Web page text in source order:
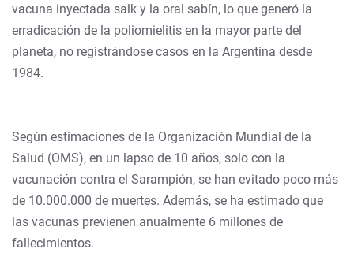
vacuna inyectada salk y la oral sabín, lo que generó la
erradicación de la poliomielitis en la mayor parte del
planeta, no registrándose casos en la Argentina desde
1984.
Según estimaciones de la Organización Mundial de la
Salud (OMS), en un lapso de 10 años, solo con la
vacunación contra el Sarampión, se han evitado poco más
de 10.000.000 de muertes. Además, se ha estimado que
las vacunas previenen anualmente 6 millones de
fallecimientos.